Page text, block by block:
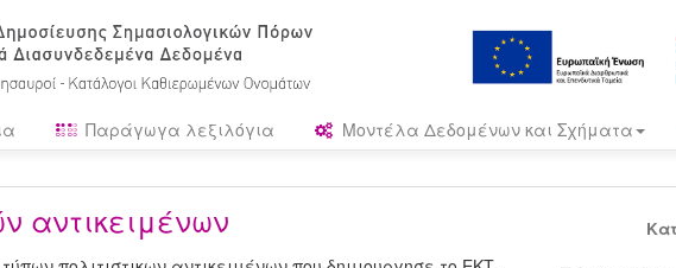
Παράγωγα λεξιλόγια Μοντέλα Δεδομένων και Σχήματα
αντικειμένων